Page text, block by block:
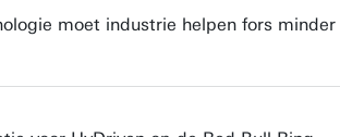
moet industrie helpen fors